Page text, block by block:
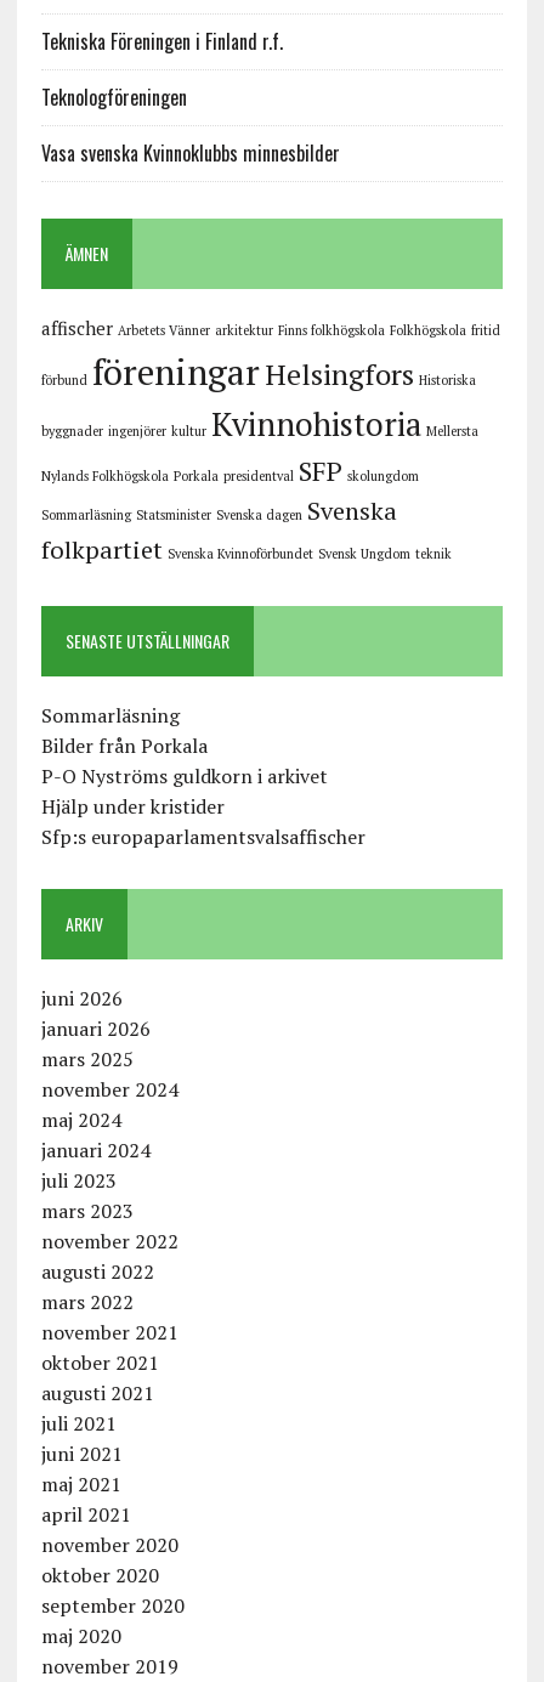
Tekniska Föreningen i Finland r.f.
Teknologföreningen
Vasa svenska Kvinnoklubbs minnesbilder
ÄMNEN
affischer Arbetets Vänner arkitektur Finns folkhögskola Folkhögskola fritid
förbund föreningarHelsingfors Historiska
byggnader ingenjörer kultur Kvinnohistoria Mellersta
Nylands Folkhögskola Porkala presidentval SFP skolungdom
Sommarläsning Statsminister Svenska dagen Svenska
folkpartiet Svenska Kvinnoförbundet Svensk Ungdom teknik
SENASTE UTSTÄLLNINGAR
Sommarläsning
Bilder från Porkala
P-O Nyströms guldkorn i arkivet
Hjälp under kristider
Sfp:s europaparlamentsvalsaffischer
ARKIV
juni 2026
januari 2026
mars 2025
november 2024
maj 2024
januari 2024
juli 2023
mars 2023
november 2022
augusti 2022
mars 2022
november 2021
oktober 2021
augusti 2021
juli 2021
juni 2021
maj 2021
april 2021
november 2020
oktober 2020
september 2020
maj 2020
november 2019